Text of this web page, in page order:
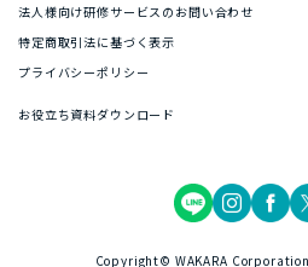
法人様向け研修サービスのお問い合わせ
特定商取引法に基づく表示
プライバシーポリシー
お役立ち資料ダウンロード
Copyright© WAKARA